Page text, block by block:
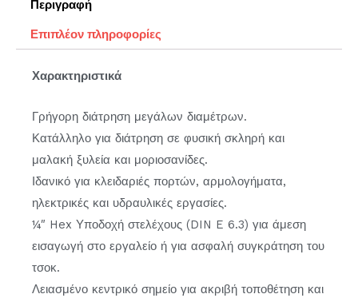
Περιγραφή
Επιπλέον πληροφορίες
Χαρακτηριστικά
Γρήγορη διάτρηση μεγάλων διαμέτρων.
Κατάλληλο για διάτρηση σε φυσική σκληρή και
μαλακή ξυλεία και μοριοσανίδες.
Ιδανικό για κλειδαριές πορτών, αρμολογήματα,
ηλεκτρικές και υδραυλικές εργασίες.
¼″ Hex Υποδοχή στελέχους (DIN E 6.3) για άμεση
εισαγωγή στο εργαλείο ή για ασφαλή συγκράτηση του
τσοκ.
Λειασμένο κεντρικό σημείο για ακριβή τοποθέτηση και